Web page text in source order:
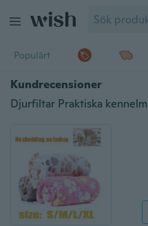
Populärt
Kundrecensioner